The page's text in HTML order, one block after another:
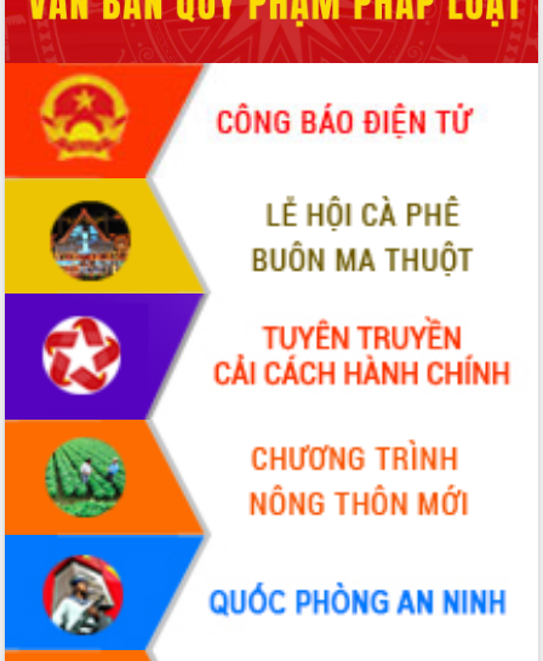
Phát động chiến dịch 30 ngày đêm
giải phóng mặt bằng Tuyến đường bộ
ven biển
Đắk Lắk nỗ lực thúc đẩy tăng trưởng
kinh tế từ 10% trở lên trong Quý
II/2026
Đắk Lắk ký kết thỏa thuận hợp tác về
chuyển đổi số giai đoạn 2026 – 2030
với Tập đoàn Bưu chính Viễn thông
Việt Nam
Thứ trưởng Bộ Y tế làm việc với tỉnh
Đắk Lắk về phát triển nhân lực y tế
cho trạm y tế cấp xã
Du lịch Đắk Lắk nâng tầm trải nghiệm
du khách thông qua Hệ thống cơ sở dữ
liệu và Bản đồ số
Tập huấn ứng dụng trí tuệ nhân tạo (AI)
trong thương mại điện tử năm 2026
Đoàn đại biểu Quốc hội tỉnh Đắk Lắk
trao đổi thông tin trước Kỳ họp thứ
nhất, Quốc hội khóa XVI
Quyết liệt cải cách hành chính, khơi
thông nguồn lực phát triển
Nâng cao hiệu lực, hiệu quả HĐND
tỉnh thông qua hiện đại hóa hành chính